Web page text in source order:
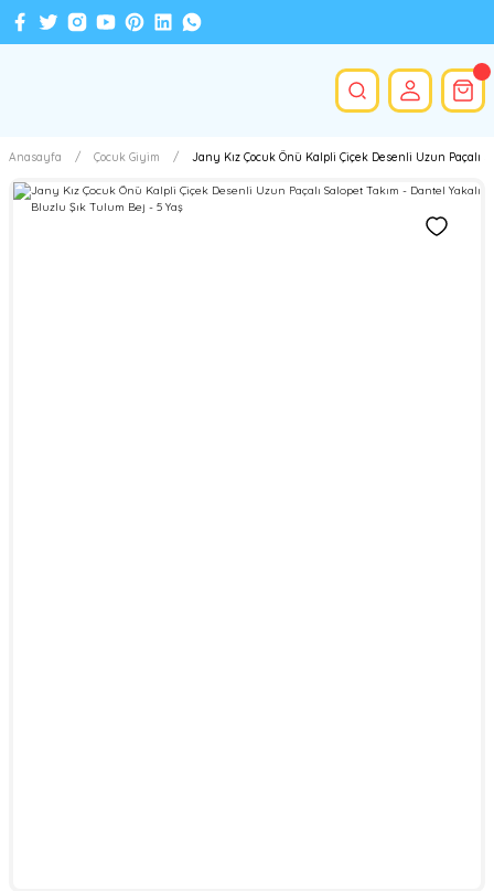
Anasayfa Çocuk Giyim Jany Kız Çocuk Önü Kalpli Çiçek Desenli Uzun Paçalı